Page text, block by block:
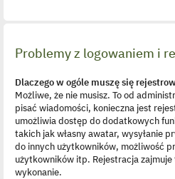
Problemy z logowaniem i
Dlaczego w ogóle muszę się
Możliwe, że nie musisz. To od
pisać wiadomości, konieczna jest
umożliwia dostęp do dodatkowych
takich jak własny awatar, wysyłanie
do innych użytkowników, możliwość
użytkowników itp. Rejestracja
wykonanie.